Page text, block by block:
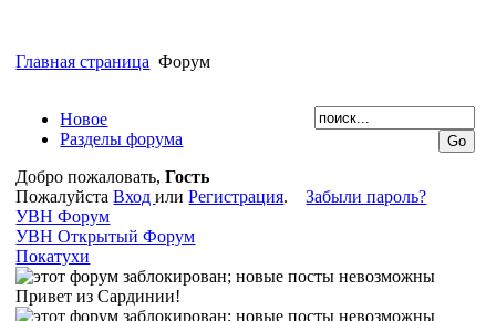
Главная страница Форум
Новое
Разделы форума
Добро пожаловать,Гость
ПожалуйстаВходилиРегистрация.Забыли пароль?
УВН Форум
УВН Открытый Форум
Покатухи
Привет из Сардинии!